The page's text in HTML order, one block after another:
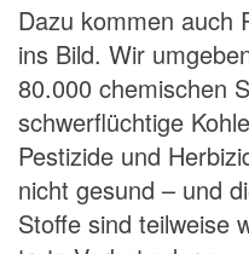
Dazu kommen auch
ins Bild. Wir
80.000 chemischen
schwerflüchtige
Pestizide und
nicht gesund – und
Stoffe sind teilweise